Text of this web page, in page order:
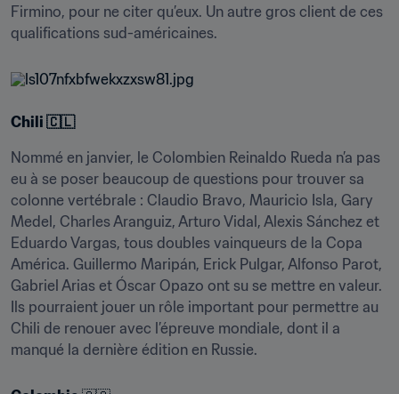
Firmino, pour ne citer qu’eux. Un autre gros client de ces
qualifications sud-américaines.
Chili 🇨🇱
Nommé en janvier, le Colombien Reinaldo Rueda n’a pas
eu à se poser beaucoup de questions pour trouver sa
colonne vertébrale : Claudio Bravo, Mauricio Isla, Gary
Medel, Charles Aranguiz, Arturo Vidal, Alexis Sánchez et
Eduardo Vargas, tous doubles vainqueurs de la Copa
América. Guillermo Maripán, Erick Pulgar, Alfonso Parot,
Gabriel Arias et Óscar Opazo ont su se mettre en valeur.
Ils pourraient jouer un rôle important pour permettre au
Chili de renouer avec l’épreuve mondiale, dont il a
manqué la dernière édition en Russie.